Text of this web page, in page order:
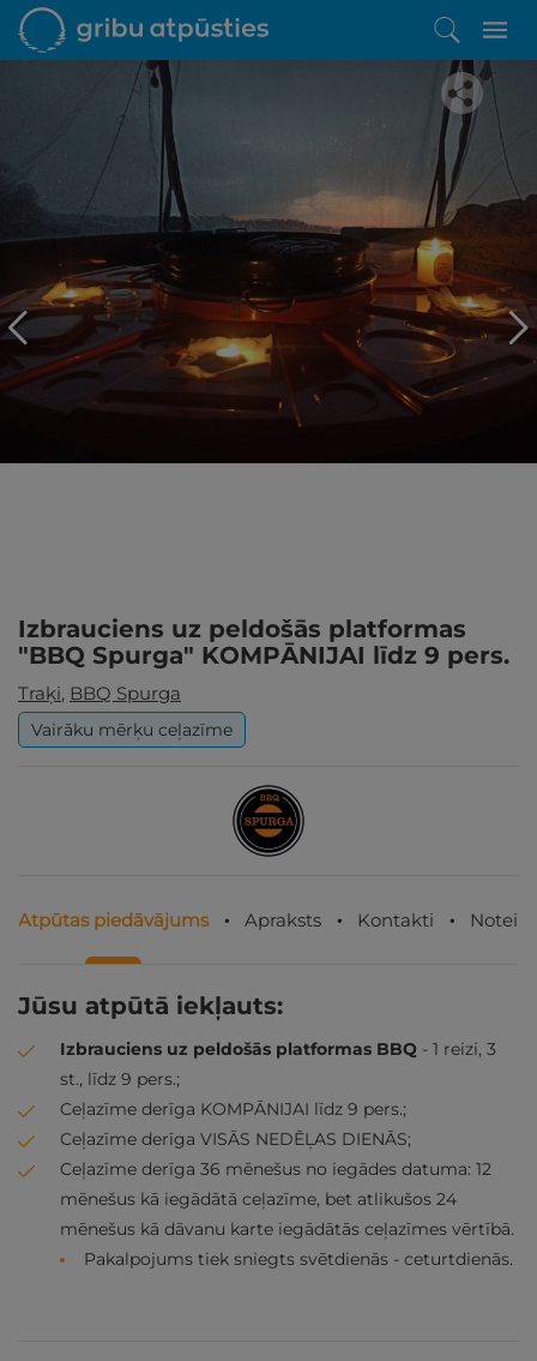
Iepatikās šis piedāvājums?
Līdz brīnišķīgai atpūtai atlikuši tikai daži soļi
PĒRKU
Izbrauciens uz peldošās platformas
"BBQ Spurga" KOMPĀNIJAI līdz 9 pers.
Traķi, BBQ Spurga
Vairāku mērķu ceļazīme
Atpūtas piedāvājums Apraksts Kontakti
Jūsu atpūtā iekļauts:
Izbrauciens uz peldošās platformas BBQ - 1 reizi, 3
st., līdz 9 pers.;
Ceļazīme derīga KOMPĀNIJAI līdz 9 pers.;
Ceļazīme derīga VISĀS NEDĒĻAS DIENĀS;
Ceļazīme derīga 36 mēnešus no iegādes datuma: 12
mēnešus kā iegādātā ceļazīme, bet atlikušos 24
mēnešus kā dāvanu karte iegādātās ceļazīmes vērtībā.
Pakalpojums tiek sniegts svētdienās - ceturtdienās.